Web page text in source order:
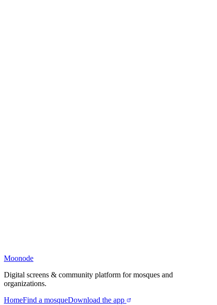
Moonode
Digital screens & community platform for mosques and
organizations.
HomeFind a mosqueDownload the app